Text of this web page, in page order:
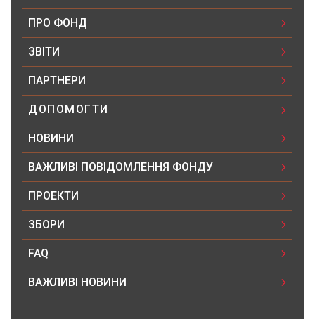
ПРО ФОНД
ЗВІТИ
ПАРТНЕРИ
ДОПОМОГТИ
НОВИНИ
ВАЖЛИВІ ПОВІДОМЛЕННЯ ФОНДУ
ПРОЕКТИ
ЗБОРИ
FAQ
ВАЖЛИВІ НОВИНИ